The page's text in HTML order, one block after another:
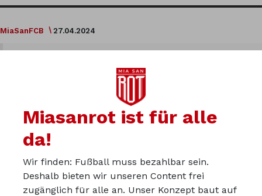
MiaSanFCB 27.04.2024
Ob es die Wahrheit ist oder nicht ist völlig zweitrangig.
Paul:
Hoeneß schädigt mit seinem Auftreten in der
Öffentlichkeit (zum wiederholten Mal) den Verein.
Miasanrot ist für alle
da!
Wir finden: Fußball muss bezahlbar sein.
Deshalb bieten wir unseren Content frei
zugänglich für alle an. Unser Konzept baut auf